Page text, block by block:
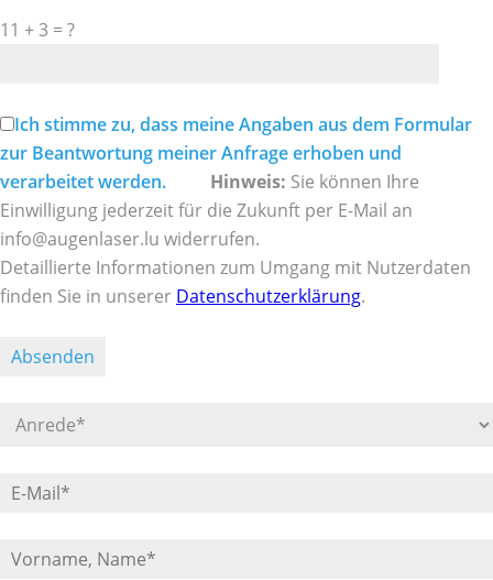
lasse
leer.
11 + 3 = ?
Ich stimme zu, dass meine Angaben aus dem Formular
zur Beantwortung meiner Anfrage erhoben und
verarbeitet werden.
Hinweis: Sie können Ihre
Einwilligung jederzeit für die Zukunft per E-Mail an
info@augenlaser.lu widerrufen.
Detaillierte Informationen zum Umgang mit Nutzerdaten
finden Sie in unserer Datenschutzerklärung.